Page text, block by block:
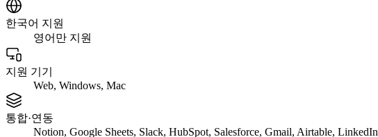
한국어 지원
영어만 지원
지원 기기
Web, Windows, Mac
통합·연동
Notion, Google Sheets, Slack, HubSpot, Salesforce, Gmail, Airtable, LinkedIn